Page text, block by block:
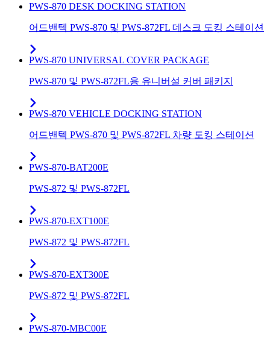
PWS-870 DESK DOCKING STATION
어드밴텍 PWS-870 및 PWS-872FL 데스크 도킹 스테이션
PWS-870 UNIVERSAL COVER PACKAGE
PWS-870 및 PWS-872FL용 유니버설 커버 패키지
PWS-870 VEHICLE DOCKING STATION
어드밴텍 PWS-870 및 PWS-872FL 차량 도킹 스테이션
PWS-870-BAT200E
PWS-872 및 PWS-872FL
PWS-870-EXT100E
PWS-872 및 PWS-872FL
PWS-870-EXT300E
PWS-872 및 PWS-872FL
PWS-870-MBC00E